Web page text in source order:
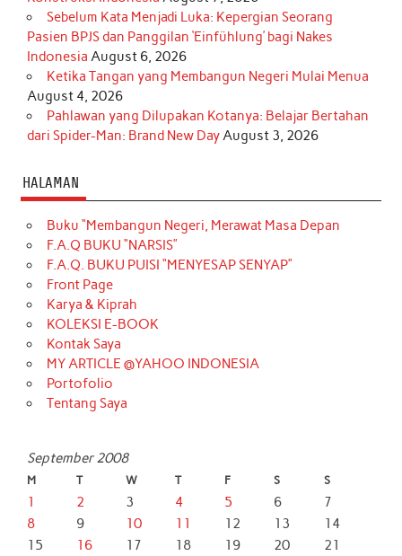
Sebelum Kata Menjadi Luka: Kepergian Seorang
Pasien BPJS dan Panggilan ‘Einfühlung’ bagi Nakes
Indonesia August 6, 2026
Ketika Tangan yang Membangun Negeri Mulai Menua
August 4, 2026
Pahlawan yang Dilupakan Kotanya: Belajar Bertahan
dari Spider-Man: Brand New Day August 3, 2026
HALAMAN
Buku “Membangun Negeri, Merawat Masa Depan
F.A.Q BUKU “NARSIS”
F.A.Q. BUKU PUISI “MENYESAP SENYAP”
Front Page
Karya & Kiprah
KOLEKSI E-BOOK
Kontak Saya
MY ARTICLE @YAHOO INDONESIA
Portofolio
Tentang Saya
September 2008
M T W T F S S
1 2 3 4 5 6
7
8
9 10 11 12 13
14
15
16 17 18 19 20
21